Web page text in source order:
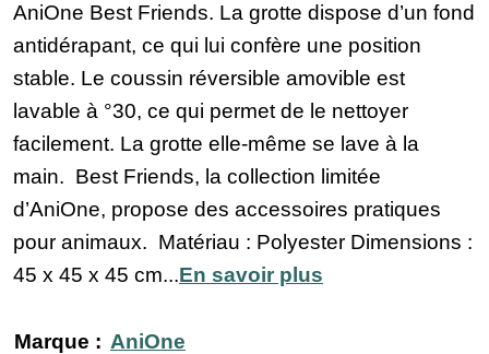
AniOne Best Friends. La grotte dispose d’un fond
antidérapant, ce qui lui confère une position
stable. Le coussin réversible amovible est
lavable à °30, ce qui permet de le nettoyer
facilement. La grotte elle-même se lave à la
main. Best Friends, la collection limitée
d’AniOne, propose des accessoires pratiques
pour animaux. Matériau : Polyester Dimensions :
45 x 45 x 45 cm...En savoir plus
Marque : AniOne